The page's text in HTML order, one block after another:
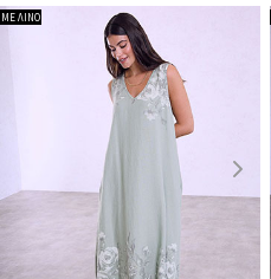
ΜΕ ΛΙΝΟ